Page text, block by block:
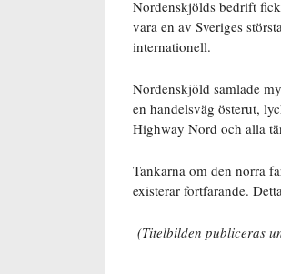
Nordenskjölds bedrift
vara en av Sveriges
internationell.
Nordenskjöld samlade
en handelsväg österut,
Highway Nord och alla
Tankarna om den norra
existerar fortfarande.
(Titelbilden publiceras